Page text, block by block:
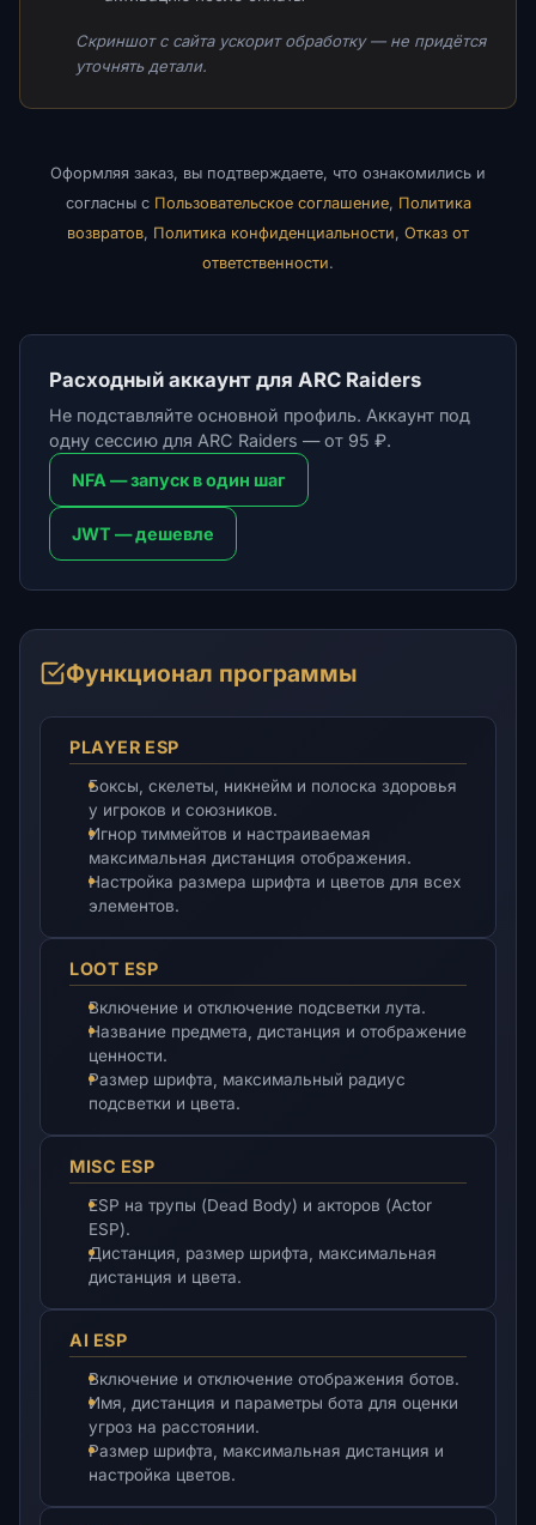
Скриншот с сайта ускорит обработку — не придётся
уточнять детали.
Оформляя заказ, вы подтверждаете, что ознакомились и
согласны с Пользовательское соглашение, Политика
возвратов, Политика конфиденциальности, Отказ от
ответственности.
Расходный аккаунт для ARC Raiders
Не подставляйте основной профиль. Аккаунт под
одну сессию для ARC Raiders — от 95 ₽.
NFA — запуск в один шаг
JWT — дешевле
Функционал программы
PLAYER ESP
Боксы, скелеты, никнейм и полоска здоровья
у игроков и союзников.
Игнор тиммейтов и настраиваемая
максимальная дистанция отображения.
Настройка размера шрифта и цветов для всех
элементов.
LOOT ESP
Включение и отключение подсветки лута.
Название предмета, дистанция и отображение
ценности.
Размер шрифта, максимальный радиус
подсветки и цвета.
MISC ESP
ESP на трупы (Dead Body) и акторов (Actor
ESP).
Дистанция, размер шрифта, максимальная
дистанция и цвета.
AI ESP
Включение и отключение отображения ботов.
Имя, дистанция и параметры бота для оценки
угроз на расстоянии.
Размер шрифта, максимальная дистанция и
настройка цветов.